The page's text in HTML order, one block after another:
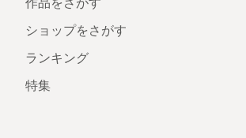
作品をさがす
ショップをさがす
ランキング
特集